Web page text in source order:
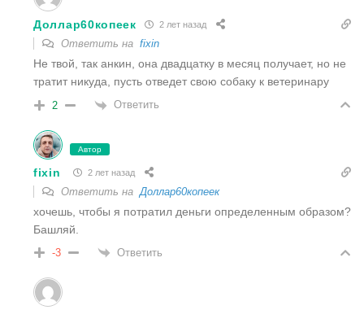
Доллар60копеек 2 лет назад
Ответить на fixin
Не твой, так анкин, она двадцатку в месяц получает, но не
тратит никуда, пусть отведет свою собаку к ветеринару
2 Ответить
Автор
fixin 2 лет назад
Ответить на Доллар60копеек
хочешь, чтобы я потратил деньги определенным образом?
Башляй.
-3 Ответить